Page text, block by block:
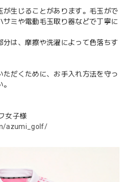
が生じることがあります。毛玉がで
サミや電動毛玉取り器などで丁寧に
分は、摩擦や洗濯によって色落ちす
だくために、お手入れ方法を守っ
女子様
azumi_golf/